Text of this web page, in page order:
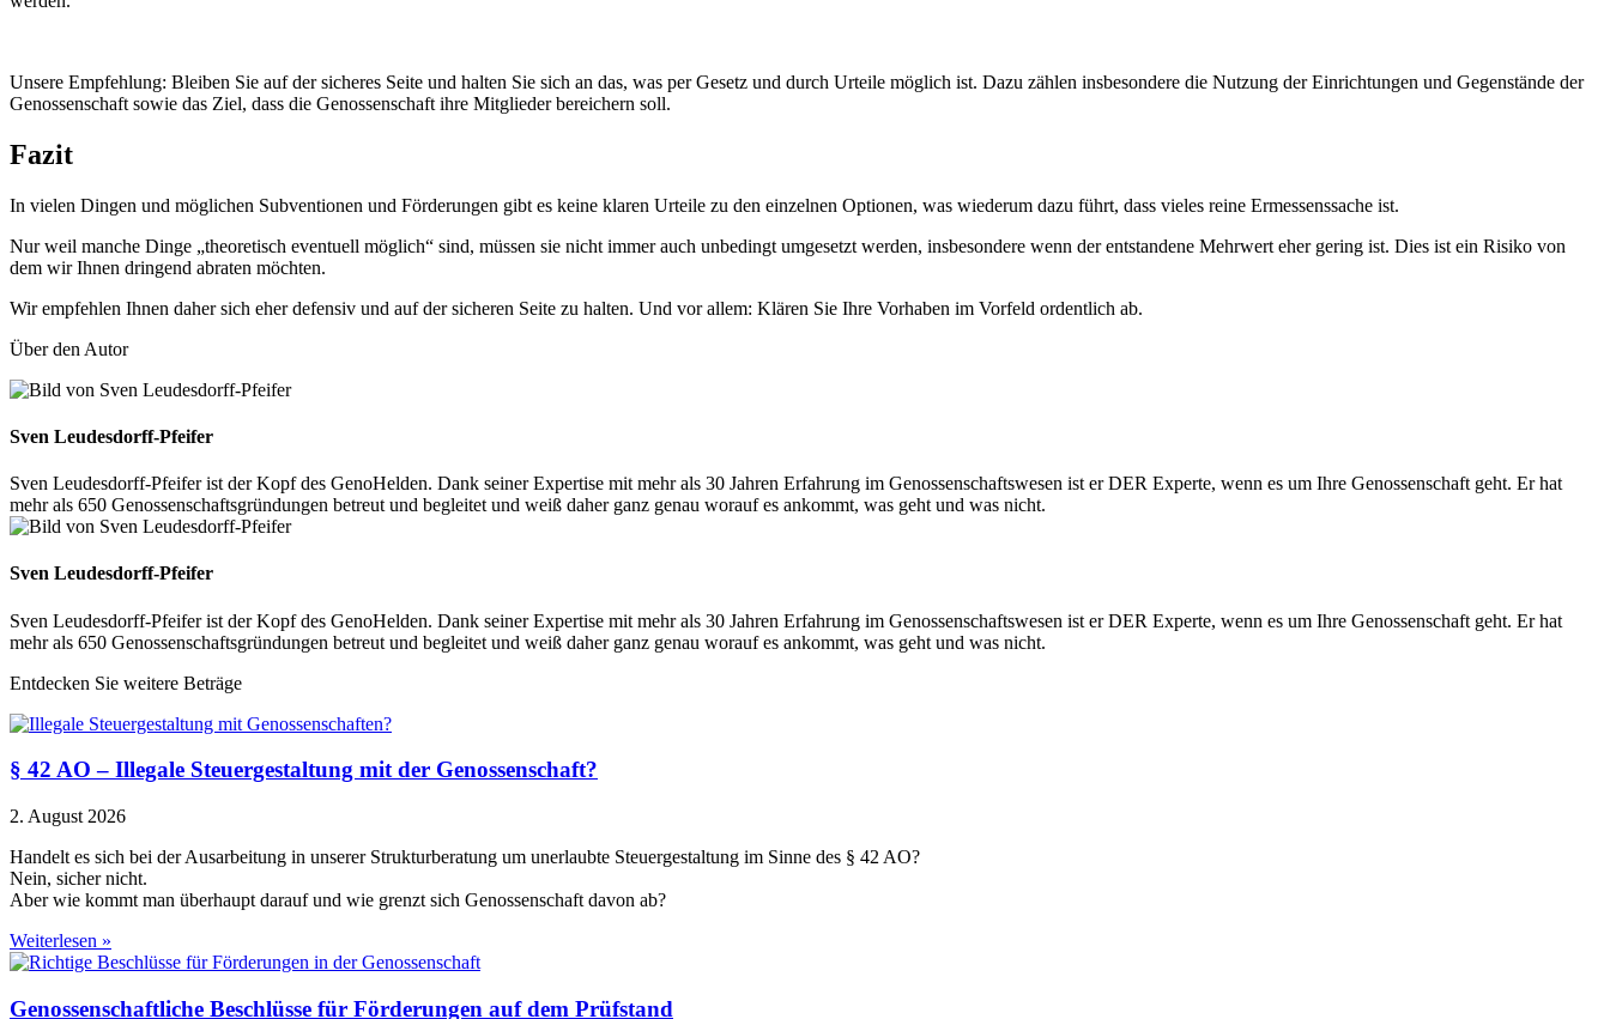
Unsere Empfehlung: Bleiben Sie auf der sicheres Seite und halten Sie sich an das, was per Gesetz und durch Urteile möglich ist. Dazu zählen insbesondere die Nutzung der Einrichtungen und Gegenstände der
Genossenschaft sowie das Ziel, dass die Genossenschaft ihre Mitglieder bereichern soll.
Fazit
In vielen Dingen und möglichen Subventionen und Förderungen gibt es keine klaren Urteile zu den einzelnen Optionen, was wiederum dazu führt, dass vieles reine Ermessenssache ist.
Nur weil manche Dinge „theoretisch eventuell möglich“ sind, müssen sie nicht immer auch unbedingt umgesetzt werden, insbesondere wenn der entstandene Mehrwert eher gering ist. Dies ist ein Risiko von
dem wir Ihnen dringend abraten möchten.
Wir empfehlen Ihnen daher sich eher defensiv und auf der sicheren Seite zu halten. Und vor allem: Klären Sie Ihre Vorhaben im Vorfeld ordentlich ab.
Über den Autor
Sven Leudesdorff-Pfeifer
Sven Leudesdorff-Pfeifer ist der Kopf des GenoHelden. Dank seiner Expertise mit mehr als 30 Jahren Erfahrung im Genossenschaftswesen ist er DER Experte, wenn es um Ihre Genossenschaft geht. Er hat
mehr als 650 Genossenschaftsgründungen betreut und begleitet und weiß daher ganz genau worauf es ankommt, was geht und was nicht.
Sven Leudesdorff-Pfeifer
Sven Leudesdorff-Pfeifer ist der Kopf des GenoHelden. Dank seiner Expertise mit mehr als 30 Jahren Erfahrung im Genossenschaftswesen ist er DER Experte, wenn es um Ihre Genossenschaft geht. Er hat
mehr als 650 Genossenschaftsgründungen betreut und begleitet und weiß daher ganz genau worauf es ankommt, was geht und was nicht.
Entdecken Sie weitere Beträge
§ 42 AO – Illegale Steuergestaltung mit der Genossenschaft?
2. August 2026
Handelt es sich bei der Ausarbeitung in unserer Strukturberatung um unerlaubte Steuergestaltung im Sinne des § 42 AO?
Nein, sicher nicht.
Aber wie kommt man überhaupt darauf und wie grenzt sich Genossenschaft davon ab?
Weiterlesen »
Genossenschaftliche Beschlüsse für Förderungen auf dem Prüfstand